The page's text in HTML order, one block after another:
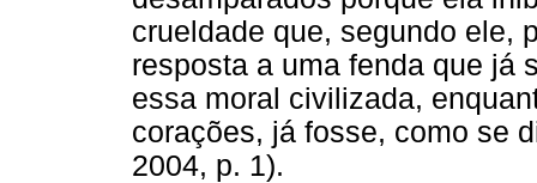
crueldade que, segundo ele,
resposta a uma fenda que já
essa moral civilizada,
corações, já fosse, como se
2004, p. 1).